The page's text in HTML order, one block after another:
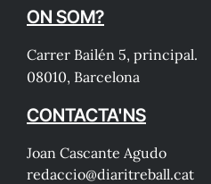
ON SOM?
Carrer Bailén 5, principal.
08010, Barcelona
CONTACTA'NS
Joan Cascante Agudo
redaccio@diaritreball.cat